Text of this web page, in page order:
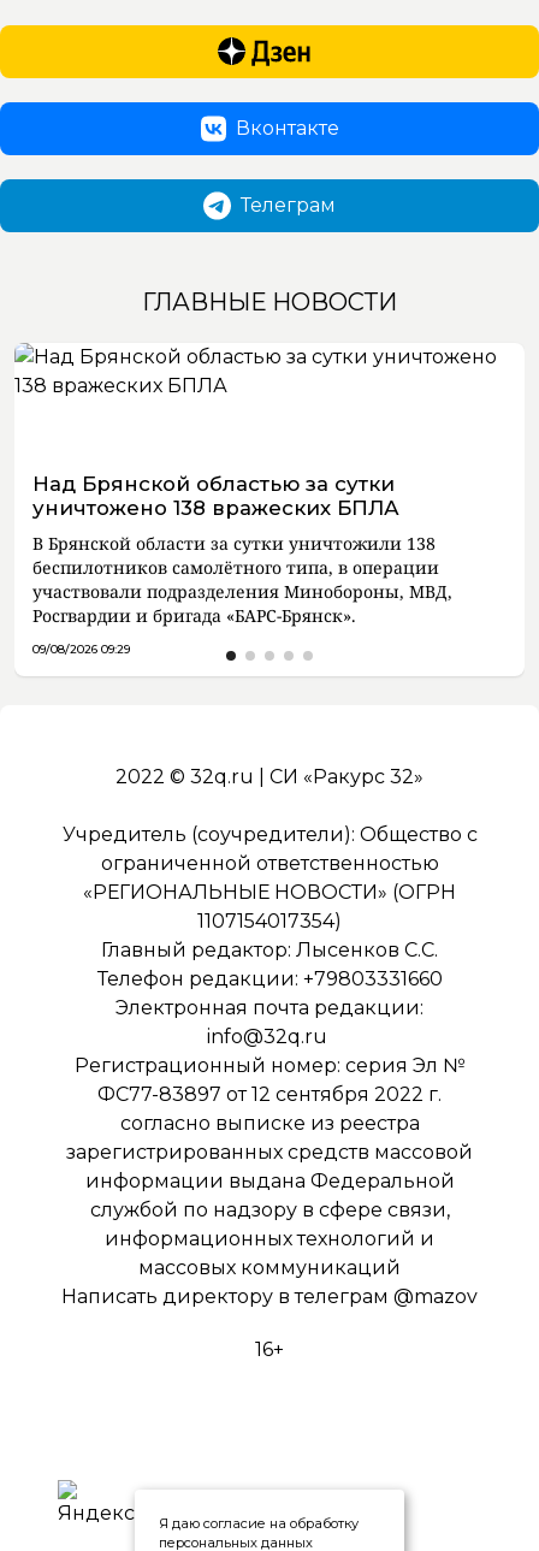
Вконтакте
Телеграм
ГЛАВНЫЕ НОВОСТИ
Над Брянской областью за сутки
уничтожено 138 вражеских БПЛА
В Брянской области за сутки уничтожили 138
беспилотников самолётного типа, в операции
участвовали подразделения Минобороны, МВД,
Росгвардии и бригада «БАРС-Брянск».
09/08/2026 09:29
2022 © 32q.ru | СИ «Ракурс 32»
Учредитель (соучредители): Общество с
ограниченной ответственностью
«РЕГИОНАЛЬНЫЕ НОВОСТИ» (ОГРН
1107154017354)
Главный редактор: Лысенков С.С.
Телефон редакции: +79803331660
Электронная почта редакции:
info@32q.ru
Регистрационный номер: серия Эл №
ФС77-83897 от 12 сентября 2022 г.
согласно выписке из реестра
зарегистрированных средств массовой
информации выдана Федеральной
службой по надзору в сфере связи,
информационных технологий и
массовых коммуникаций
Написать директору в телеграм @mazov
16+
Я даю согласие на обработку
персональных данных